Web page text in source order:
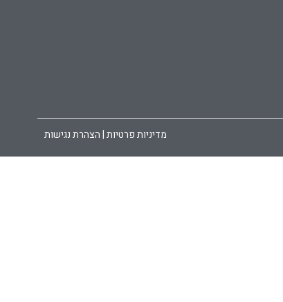
מדיניות פרטיות | הצהרת נגישות